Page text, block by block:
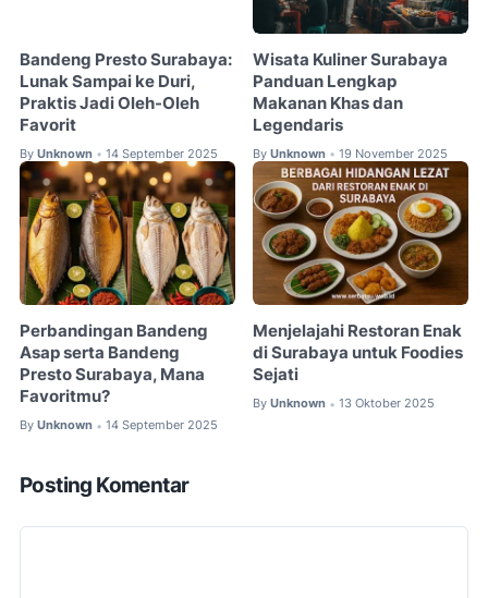
Bandeng Presto Surabaya:
Lunak Sampai ke Duri,
Praktis Jadi Oleh-Oleh
Favorit
By Unknown • 14 September 2025
Wisata Kuliner Surabaya
Panduan Lengkap
Makanan Khas dan
Legendaris
By Unknown • 19 November 2025
Perbandingan Bandeng
Asap serta Bandeng
Presto Surabaya, Mana
Favoritmu?
By Unknown • 14 September 2025
Menjelajahi Restoran Enak
di Surabaya untuk Foodies
Sejati
By Unknown • 13 Oktober 2025
Posting Komentar